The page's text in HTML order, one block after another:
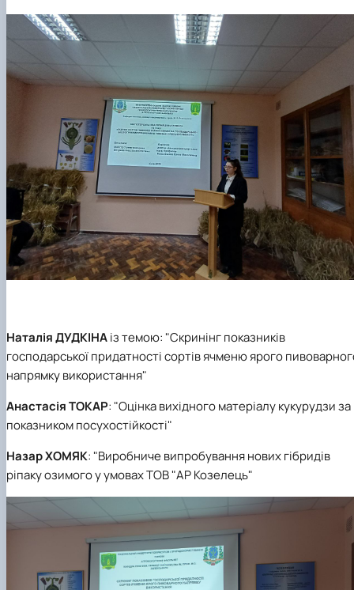
Наталія ДУДКІНАіз темою: "Скринінг показників
господарської придатності сортів ячменю ярого
напрямку використання"
Анастасія ТОКАР: "Оцінка вихідного матеріалу кукурудзи за
показником посухостійкості"
Назар ХОМЯК: "Виробниче випробування нових гібридів
ріпаку озимого у умовах ТОВ "АР Козелець"